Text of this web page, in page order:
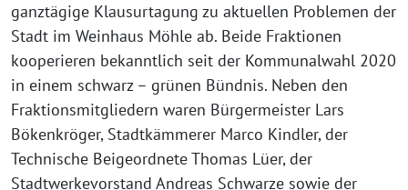
ganztägige Klausurtagung zu aktuellen Problemen der
Stadt im Weinhaus Möhle ab. Beide Fraktionen
kooperieren bekanntlich seit der Kommunalwahl 2020
in einem schwarz – grünen Bündnis. Neben den
Fraktionsmitgliedern waren Bürgermeister Lars
Bökenkröger, Stadtkämmerer Marco Kindler, der
Technische Beigeordnete Thomas Lüer, der
Stadtwerkevorstand Andreas Schwarze sowie der